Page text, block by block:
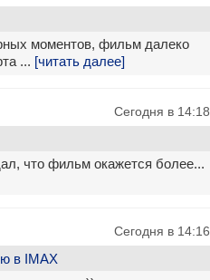
моментов, фильм далеко
... [читать далее]
Сегодня в 14:18
что фильм окажется более...
Сегодня в 14:16
в IMAX